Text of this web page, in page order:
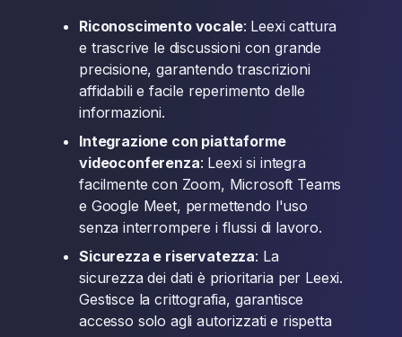
Riconoscimento vocale: Leexi cattura
e trascrive le discussioni con grande
precisione, garantendo trascrizioni
affidabili e facile reperimento delle
informazioni.
Integrazione con piattaforme
videoconferenza: Leexi si integra
facilmente con Zoom, Microsoft Teams
e Google Meet, permettendo l'uso
senza interrompere i flussi di lavoro.
Sicurezza e riservatezza: La
sicurezza dei dati è prioritaria per Leexi.
Gestisce la crittografia, garantisce
accesso solo agli autorizzati e rispetta